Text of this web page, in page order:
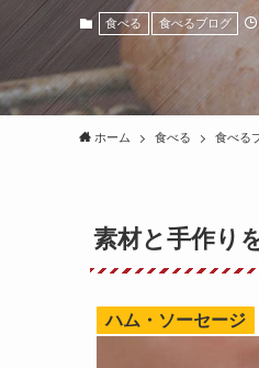
食べる 食べるブログ
ホーム 食べる 食べる
素材と手作り
ハム・ソーセージ